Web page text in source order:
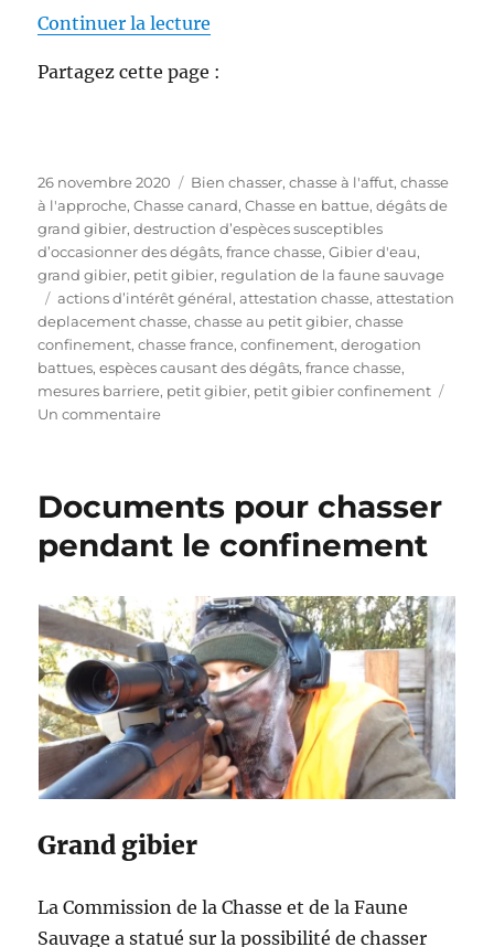
Continuer la lecture
Partagez cette page :
P
u
b
l
i
l
e
26 novembre 2020
C
a
t
é
g
o
r
i
e
s
Bien chasser,chasse à l'affut,chasse
à l'approche,Chasse canard,Chasse en battue,dégâts de
grand gibier,destruction d’espèces susceptibles
d’occasionner des dégâts,france chasse,Gibier d'eau,
grand gibier, petit gibier, regulation de la faune sauvage
É
t
i
q
u
e
s
actions d’intérêt général,attestation chasse,attestation
deplacement chasse,chasse au petit gibier,chasse
confinement,chasse france,confinement,derogation
battues,espèces causant des dégâts,france chasse,
mesures barriere, petit gibier, petit gibier confinement
Un commentaires
t
e
a
t
i
o
n
d
e
d
p
l
Documents pour chasser
pendant le confinement
Grand gibier
La Commission de la Chasse et de la Faune
Sauvage a statué sur la possibilité de chasser